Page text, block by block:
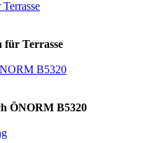
für Terrasse
ÖNORM B5320